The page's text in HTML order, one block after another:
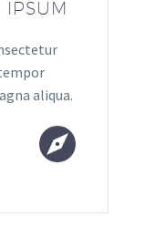
IPSUM
aliqua.

